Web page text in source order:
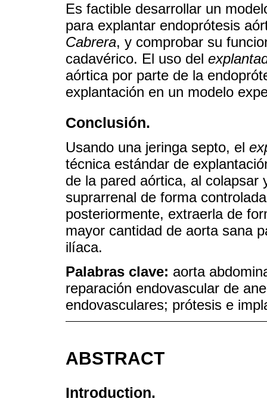
Es factible desarrollar un
para explantar endoprótesis
Cabrera, y comprobar su
cadavérico. El uso del
aórtica por parte de la
explantación en un modelo
Conclusión.
Usando una jeringa septo, el
técnica estándar de
de la pared aórtica, al colapsar
suprarrenal de forma
posteriormente, extraerla de
mayor cantidad de aorta sana
ilíaca.
Palabras clave: aorta
reparación endovascular de
endovasculares; prótesis e
ABSTRACT
Introduction.